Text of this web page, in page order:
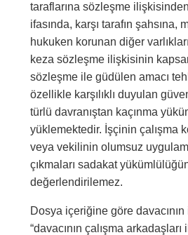
taraflarına sözleşme
ifasında, karşı tarafın şahsına,
hukuken korunan diğer
keza sözleşme ilişkisinin
sözleşme ile güdülen amacı
özellikle karşılıklı duyulan
türlü davranıştan kaçınma
yüklemektedir. İşçinin çalışma
veya vekilinin olumsuz
çıkmaları sadakat
değerlendirilemez.
Dosya içeriğine göre
“davacının çalışma